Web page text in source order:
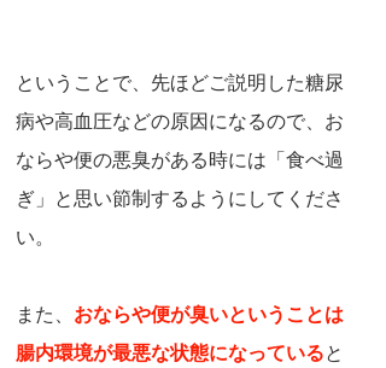
ということで、先ほどご説明した糖尿
病や高血圧などの原因になるので、お
ならや便の悪臭がある時には「食べ過
ぎ」と思い節制するようにしてくださ
い。
また、 おならや便が臭いということは
腸内環境が最悪な状態になっていると